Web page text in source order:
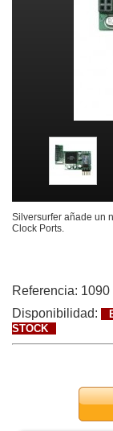
Silversurfer añade un
Clock Ports.
Referencia: 1090
Disponibilidad:
STOCK